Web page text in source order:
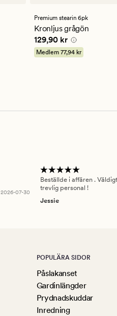
ett
genomsnittligt
betyg
på
4.5
Premium stearin 6pk
Kronljus grågön
Pris 129,90 kr
129,90 kr
Medlem77,94 kr
2026-07-30
Beställde i affären .
trevlig personal !
Jessie
POPULÄRA SIDOR
Påslakanset
Gardinlängder
Prydnadskuddar
Inredning